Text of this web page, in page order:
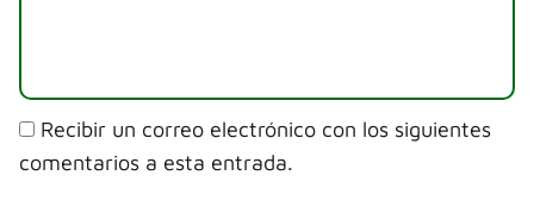
Recibir un correo electrónico con los siguientes
comentarios a esta entrada.